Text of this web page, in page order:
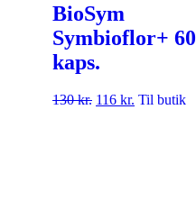
BioSym
Symbioflor+ 60
kaps.
130kr. 116 kr. Til butik